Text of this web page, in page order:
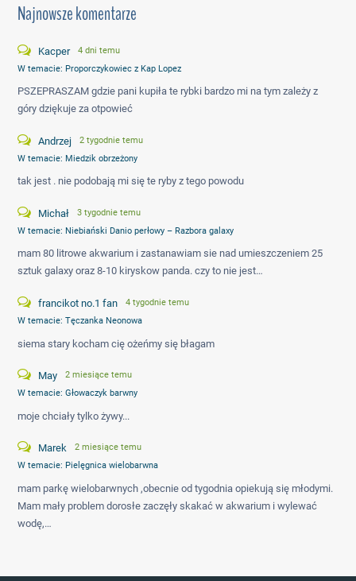
Najnowsze komentarze
Kacper
4 dni temu
W temacie: Proporczykowiec z Kap Lopez
PSZEPRASZAM gdzie pani kupiła te rybki bardzo mi na tym zależy z
góry dziękuje za otpowieć
Andrzej
2 tygodnie temu
W temacie: Miedzik obrzeżony
tak jest . nie podobają mi się te ryby z tego powodu
Michał
3 tygodnie temu
W temacie: Niebiański Danio perłowy – Razbora galaxy
mam 80 litrowe akwarium i zastanawiam sie nad umieszczeniem 25
sztuk galaxy oraz 8-10 kiryskow panda. czy to nie jest…
francikot no.1 fan
4 tygodnie temu
W temacie:Tęczanka Neonowa
siema stary kocham cię ożeńmy się błagam
May
2 miesiące temu
W temacie:Głowaczyk barwny
moje chciały tylko żywy...
Marek
2 miesiące temu
W temacie: Pielęgnica wielobarwna
mam parkę wielobarwnych ,obecnie od tygodnia opiekują się młodymi.
Mam mały problem dorosłe zaczęły skakać w akwarium i wylewać
wodę,…